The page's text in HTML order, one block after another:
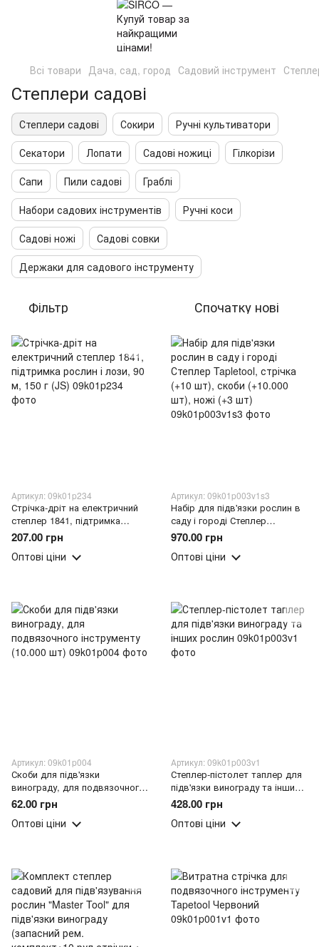
Всі товари Дача, сад, город Садовий інструмент
Степлери садові
Степлери садові Сокири
Ручні культиватори
Секатори
Лопати Садові ножиці
Гілкорізи
Сапи
Пили садові
Граблі
Набори садових інструментів
Ручні коси
Садові ножі
Садові совки
Держаки для садового інструменту
Фільтр Спочатку нові
Артикул: 09k01p234
Стрічка-дріт на електричний
степлер 1841, підтримка
рослин і лози, 90 м, 150 г (JS)
207.00 грн
Оптові ціни
Артикул: 09k01p003v1s3
Набір для підв'язки рослин в
саду і городі Степлер
Tapletool, стрічка (+10 шт),
скоби (+10.000 шт), ножі (+3
шт)
970.00 грн
Оптові ціни
Артикул: 09k01p004
Скоби для підв'язки
винограду, для подвязочного
інструменту (10.000 шт)
62.00 грн
Оптові ціни
Артикул: 09k01p003v1
Степлер-пістолет таплер для
підв'язки винограду та інших
рослин
428.00 грн
Оптові ціни